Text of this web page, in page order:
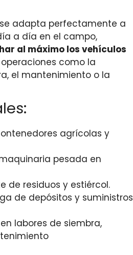
adapta perfectamente a
a día en el campo,
al máximo los vehículos
como la
el mantenimiento o la
agrícolas y
pesada en
de residuos y estiércol.
de depósitos y suministros
labores de siembra,